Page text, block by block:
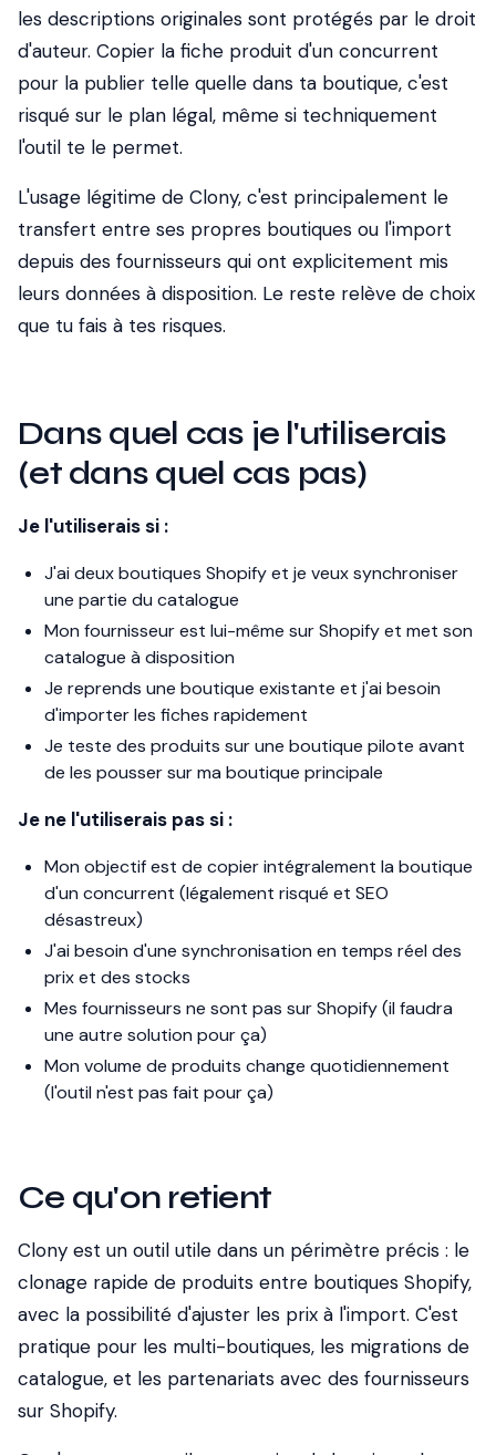
les descriptions originales sont protégés par le droit
d'auteur. Copier la fiche produit d'un concurrent
pour la publier telle quelle dans ta boutique, c'est
risqué sur le plan légal, même si techniquement
l'outil te le permet.
L'usage légitime de Clony, c'est principalement le
transfert entre ses propres boutiques ou l'import
depuis des fournisseurs qui ont explicitement mis
leurs données à disposition. Le reste relève de choix
que tu fais à tes risques.
Dans quel cas je l'utiliserais
(et dans quel cas pas)
Je l'utiliserais si :
J'ai deux boutiques Shopify et je veux synchroniser
une partie du catalogue
Mon fournisseur est lui-même sur Shopify et met son
catalogue à disposition
Je reprends une boutique existante et j'ai besoin
d'importer les fiches rapidement
Je teste des produits sur une boutique pilote avant
de les pousser sur ma boutique principale
Je ne l'utiliserais pas si :
Mon objectif est de copier intégralement la boutique
d'un concurrent (légalement risqué et SEO
désastreux)
J'ai besoin d'une synchronisation en temps réel des
prix et des stocks
Mes fournisseurs ne sont pas sur Shopify (il faudra
une autre solution pour ça)
Mon volume de produits change quotidiennement
(l'outil n'est pas fait pour ça)
Ce qu'on retient
Clony est un outil utile dans un périmètre précis : le
clonage rapide de produits entre boutiques Shopify,
avec la possibilité d'ajuster les prix à l'import. C'est
pratique pour les multi-boutiques, les migrations de
catalogue, et les partenariats avec des fournisseurs
sur Shopify.